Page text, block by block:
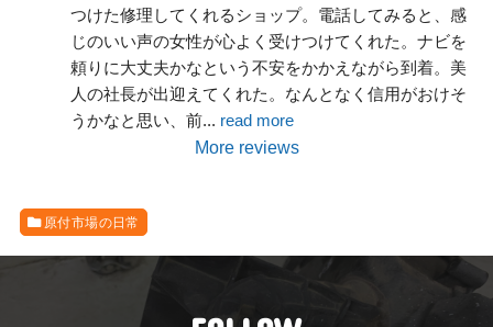
つけた修理してくれるショップ。電話してみると、感
じのいい声の女性が心よく受けつけてくれた。ナビを
頼りに大丈夫かなという不安をかかえながら到着。美
人の社長が出迎えてくれた。なんとなく信用がおけそ
うかなと思い、前... read more
More reviews
原付市場の日常